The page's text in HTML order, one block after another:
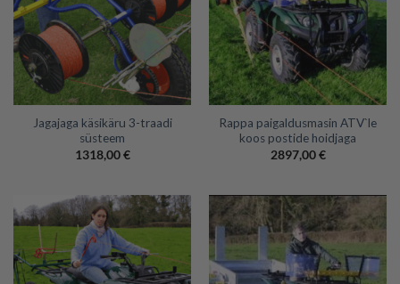
Jagajaga käsikäru 3-traadi
süsteem
1318,00€
Rappa paigaldusmasin ATV`le
koos postide hoidjaga
2897,00€